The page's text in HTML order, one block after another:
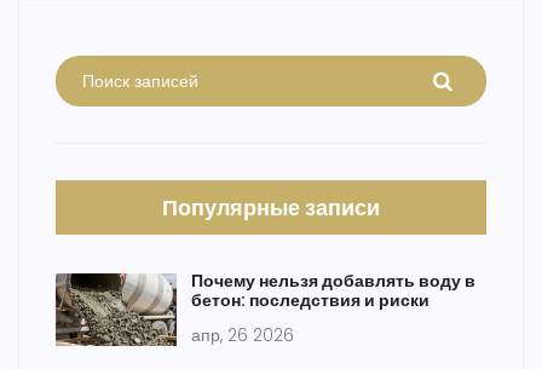
Популярные записи
Почему нельзя добавлять воду в
бетон: последствия и риски
апр, 26 2026